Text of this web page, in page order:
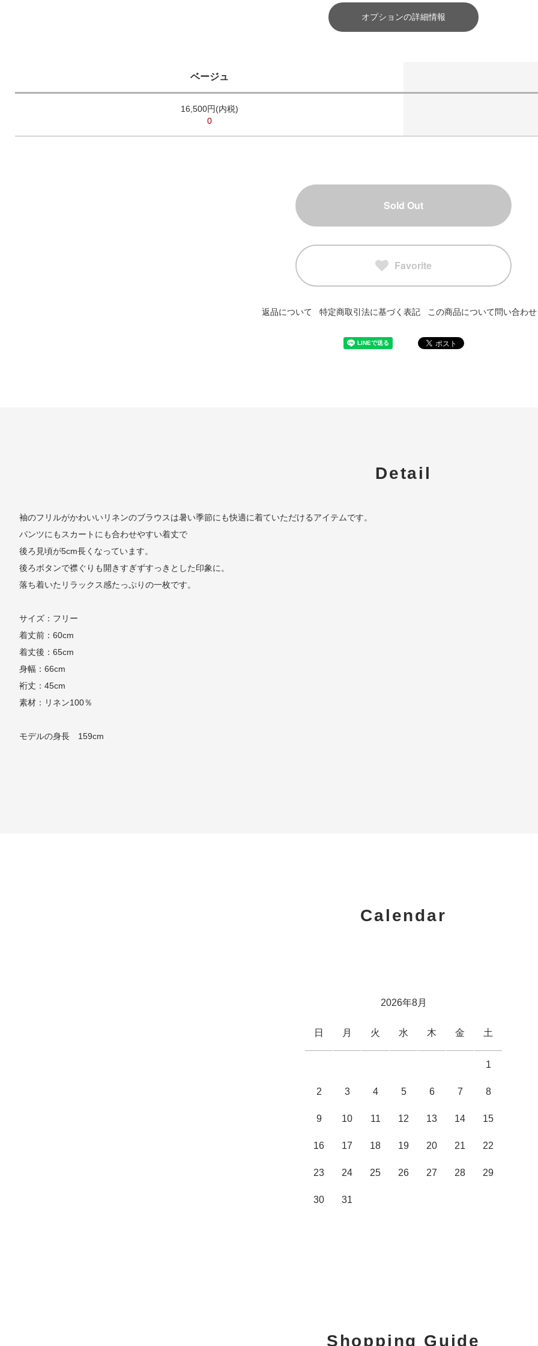
オプションの詳細情報
ベージュ
16,500円(内税)
0
Sold Out
Favorite
返品について 特定商取引法に基づく表記 この商品について問い合わ
Detail
袖のフリルがかわいいリネンのブラウスは暑い季節にも快適に着ていただけるアイテムです。
パンツにもスカートにも合わせやすい着丈で
後ろ見頃が5cm長くなっています。
後ろボタンで襟ぐりも開きすぎずすっきとした印象に。
落ち着いたリラックス感たっぷりの一枚です。
サイズ：フリー
着丈前：60cm
着丈後：65cm
身幅：66cm
裄丈：45cm
素材：リネン100％
モデルの身長 159cm
Calendar
2026年8月
日 月 火 水 木 金 土
1
2 3 4 5 6 7 8
9 10 11 12 13 14 15
16 17 18 19 20 21 22
23 24 25 26 27 28 29
30 31
Shopping Guide